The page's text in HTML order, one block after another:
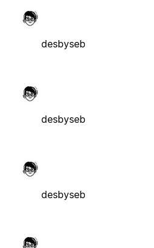
desbyseb
desbyseb
desbyseb